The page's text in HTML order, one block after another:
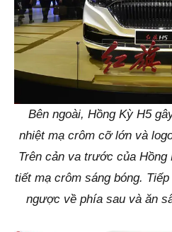
Bên ngoài, Hồng Kỳ H5
nhiệt mạ crôm cỡ lớn và
Trên cản va trước của
tiết mạ crôm sáng bóng.
ngược về phía sau và ăn